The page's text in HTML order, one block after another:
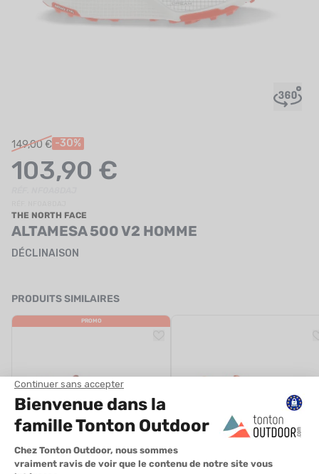
MES FAVORIS
CONTACT
149,00 € -30%
103,90 €
THE NORTH FACE
ALTAMESA 500 V2 HOMME
DÉCLINAISON
PRODUITS SIMILAIRES
PROMO